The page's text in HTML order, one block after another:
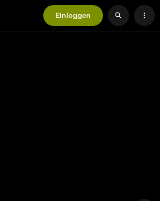
Einloggen